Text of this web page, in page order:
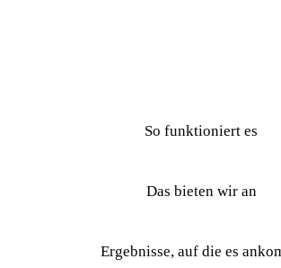
So funktioniert es
Das bieten wir an
Ergebnisse, auf die es